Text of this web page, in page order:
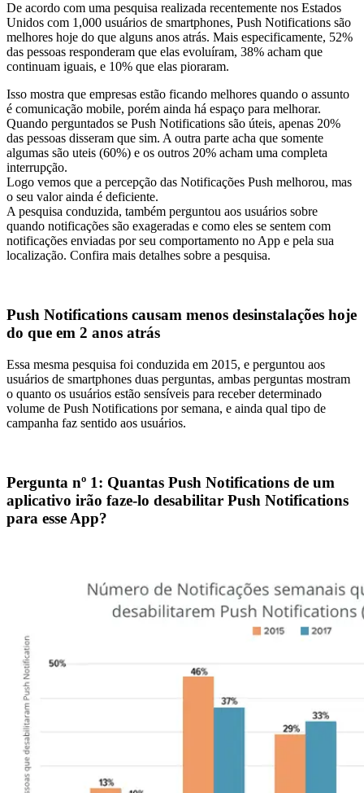
De acordo com uma pesquisa realizada recentemente nos Estados
Unidos com 1,000 usuários de smartphones, Push Notifications são
melhores hoje do que alguns anos atrás. Mais especificamente, 52%
das pessoas responderam que elas evoluíram, 38% acham que
continuam iguais, e 10% que elas pioraram.
Isso mostra que empresas estão ficando melhores quando o assunto
é comunicação mobile, porém ainda há espaço para melhorar.
Quando perguntados se Push Notifications são úteis, apenas 20%
das pessoas disseram que sim. A outra parte acha que somente
algumas são uteis (60%) e os outros 20% acham uma completa
interrupção.
Logo vemos que a percepção das Notificações Push melhorou, mas
o seu valor ainda é deficiente.
A pesquisa conduzida, também perguntou aos usuários sobre
quando notificações são exageradas e como eles se sentem com
notificações enviadas por seu comportamento no App e pela sua
localização. Confira mais detalhes sobre a pesquisa.
Push Notifications causam menos desinstalações hoje
do que em 2 anos atrás
Essa mesma pesquisa foi conduzida em 2015, e perguntou aos
usuários de smartphones duas perguntas, ambas perguntas mostram
o quanto os usuários estão sensíveis para receber determinado
volume de Push Notifications por semana, e ainda qual tipo de
campanha faz sentido aos usuários.
Pergunta nº 1: Quantas Push Notifications de um
aplicativo irão faze-lo desabilitar Push Notifications
para esse App?